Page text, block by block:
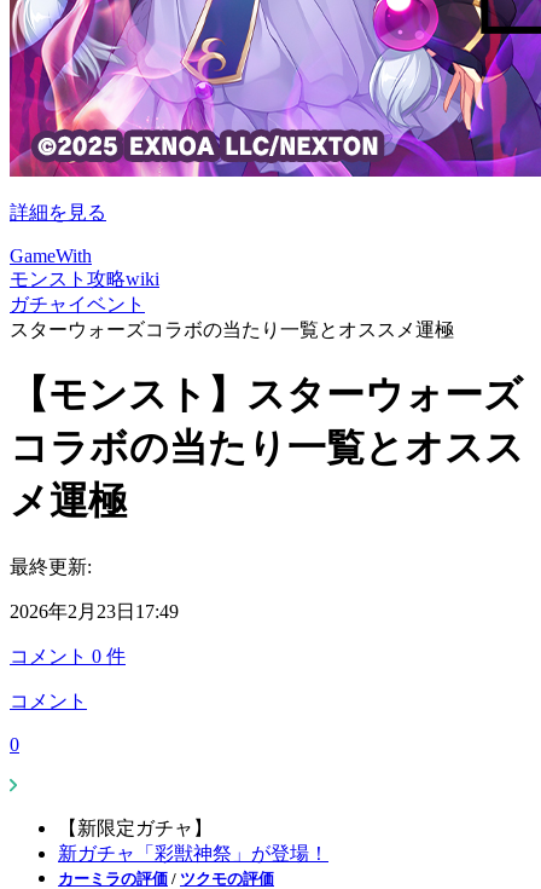
詳細を見る
GameWith
モンスト攻略wiki
ガチャイベント
スターウォーズコラボの当たり一覧とオススメ運極
【モンスト】スターウォーズ
コラボの当たり一覧とオスス
メ運極
最終更新:
2026年2月23日17:49
コメント 0 件
コメント
0
【新限定ガチャ】
新ガチャ「彩獣神祭」が登場！
カーミラの評価 / ツクモの評価